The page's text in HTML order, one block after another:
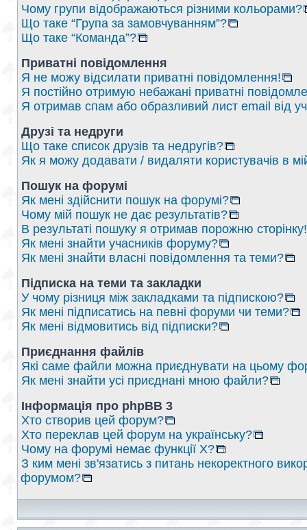
Чому групи відображаються різними кольорами?
Що таке “Група за замовчуванням”?
Що таке “Команда”?
Приватні повідомлення
Я не можу відсилати приватні повідомлення!
Я постійно отримую небажані приватні
Я отримав спам або образливий лист email від
Друзі та недруги
Що таке список друзів та недругів?
Як я можу додавати / видаляти користувачів в
Пошук на форумі
Як мені здійснити пошук на форумі?
Чому мій пошук не дає результатів?
В результаті пошуку я отримав порожню сторінку!
Як мені знайти учасників форуму?
Як мені знайти власні повідомлення та теми?
Підписка на теми та закладки
У чому різниця між закладками та підпискою?
Як мені підписатись на певні форуми чи теми?
Як мені відмовитись від підписки?
Приєднання файлів
Які саме файли можна приєднувати на цьому
Як мені знайти усі приєднані мною файли?
Інформація про phpBB 3
Хто створив цей форум?
Хто переклав цей форум на українську?
Чому на форумі немає функції X?
З ким мені зв'язатись з питань некоректного
форумом?